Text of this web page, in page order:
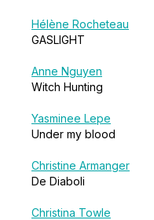
Hélène Rocheteau
GASLIGHT
Anne Nguyen
Witch Hunting
Yasminee Lepe
Under my blood
Christine Armanger
De Diaboli
Christina Towle